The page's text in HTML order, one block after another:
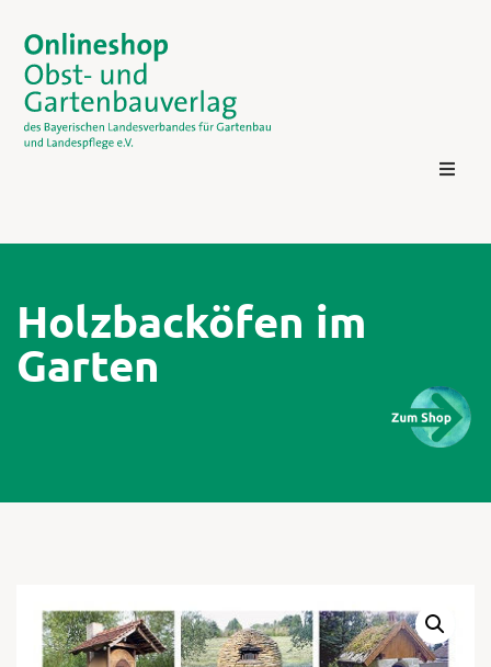
Kontakt
Zum
Holzbacköfen im
Garten